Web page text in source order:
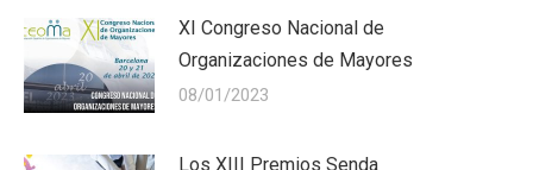
XI Congreso Nacional de
Organizaciones de Mayores
08/01/2023
Los XIII Premios Senda